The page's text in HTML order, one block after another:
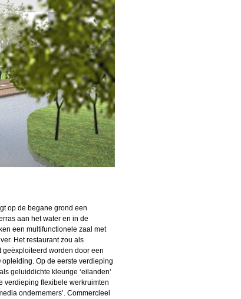
op de begane grond een
aan het water en in de
een multifunctionele zaal met
Het restaurant zou als
geëxploiteerd worden door een
opleiding. Op de eerste verdieping
geluiddichte kleurige ‘eilanden’
verdieping flexibele werkruimten
ondernemers’. Commercieel